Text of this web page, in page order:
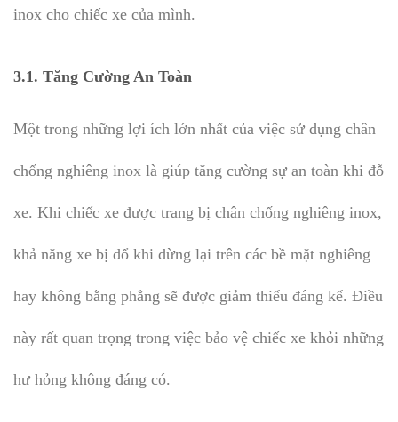
inox cho chiếc xe của mình.
3.1. Tăng Cường An Toàn
Một trong những lợi ích lớn nhất của việc sử dụng chân
chống nghiêng inox là giúp tăng cường sự an toàn khi đỗ
xe. Khi chiếc xe được trang bị chân chống nghiêng inox,
khả năng xe bị đổ khi dừng lại trên các bề mặt nghiêng
hay không bằng phẳng sẽ được giảm thiểu đáng kể. Điều
này rất quan trọng trong việc bảo vệ chiếc xe khỏi những
hư hỏng không đáng có.